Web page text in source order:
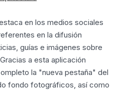
en los medios sociales
en la difusión
guías e imágenes sobre
a esta aplicación
la "nueva pestaña" del
fondo fotográficos, así como